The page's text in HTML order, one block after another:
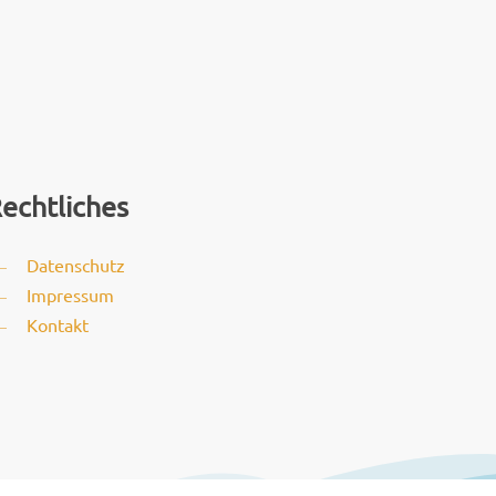
Datenschutz
Impressum
Kontakt